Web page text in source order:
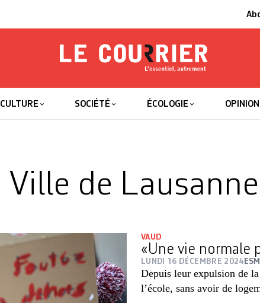
Le Courrier
CULTURE SOCIÉTÉ ÉCOLOGIE
Ville de Lausanne
VAUD
«Une vie normale
LUNDI 16 DÉCEMBRE 2024
Depuis leur expulsion de
l’école, sans avoir de